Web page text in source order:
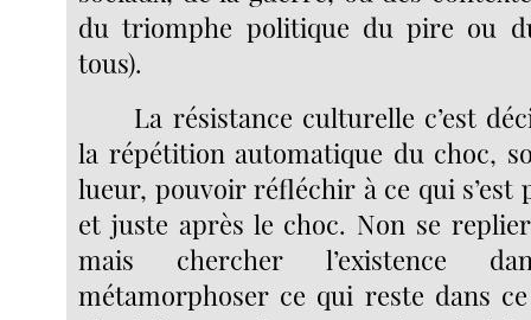
du triomphe politique du pire ou
tous).
La résistance culturelle c’est
la répétition automatique du choc,
lueur, pouvoir réfléchir à ce qui s’est
et juste après le choc. Non se
mais chercher l’existence
métamorphoser ce qui reste dans